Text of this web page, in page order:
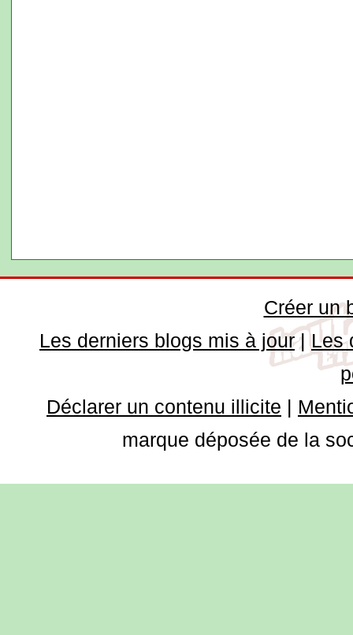
Créer un
Les derniers blogs mis à jour|Les
Déclarer un contenu illicite |
marque déposée de la